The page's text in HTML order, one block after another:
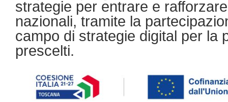
strategie per entrare e
nazionali, tramite la
campo di strategie digital per la
prescelti.